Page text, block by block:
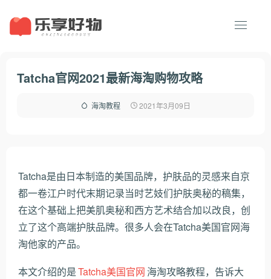
Tatcha官网2021最新海淘购物攻略
海淘教程 2021年3月09日
Tatcha是由日本制造的美国品牌，护肤品的灵感来自京
都一卷江户时代末期记录当时艺妓们护肤奥秘的稿集，
在这个基础上把美肌奥秘和西方艺术结合加以改良，创
立了这个高端护肤品牌。很多人会在Tatcha美国官网海
淘他家的产品。
本文介绍的是Tatcha美国官网 海淘攻略教程，告诉大